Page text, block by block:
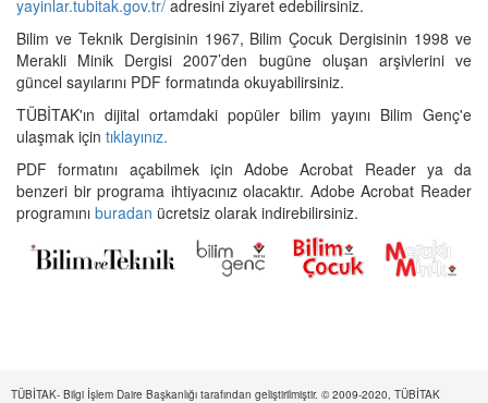
yayinlar.tubitak.gov.tr/ adresini ziyaret edebilirsiniz.
Bilim ve Teknik Dergisinin 1967, Bilim Çocuk Dergisinin 1998 ve
Merakli Minik Dergisi 2007’den bugüne oluşan arşivlerini ve
güncel sayılarını PDF formatında okuyabilirsiniz.
TÜBİTAK'ın dijital ortamdaki popüler bilim yayını Bilim Genç'e
ulaşmak için tıklayınız.
PDF formatını açabilmek için Adobe Acrobat Reader ya da
benzeri bir programa ihtiyacınız olacaktır. Adobe Acrobat Reader
programını buradan ücretsiz olarak indirebilirsiniz.
TÜBİTAK- Bilgi İşlem Daire Başkanlığı tarafından geliştirilmiştir. © 2009-2020, TÜBİTAK